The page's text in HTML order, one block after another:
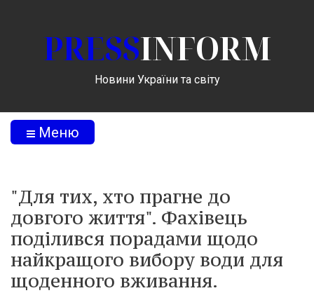
PRESSINFORM
Новини України та світу
Меню
"Для тих, хто прагне до
довгого життя". Фахівець
поділився порадами щодо
найкращого вибору води для
щоденного вживання.